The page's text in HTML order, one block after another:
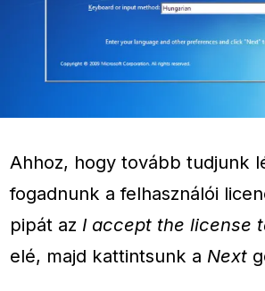
Ahhoz, hogy tovább tudjunk
fogadnunk a felhasználói
pipát az I accept the license
elé, majd kattintsunk a Next